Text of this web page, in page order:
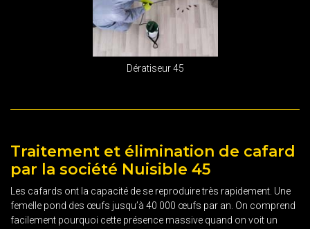
Dératiseur 45
Traitement et élimination de cafard
par la société Nuisible 45
Les cafards ont la capacité de se reproduire très rapidement. Une
femelle pond des œufs jusqu’à 40 000 œufs par an. On comprend
facilement pourquoi cette présence massive quand on voit un